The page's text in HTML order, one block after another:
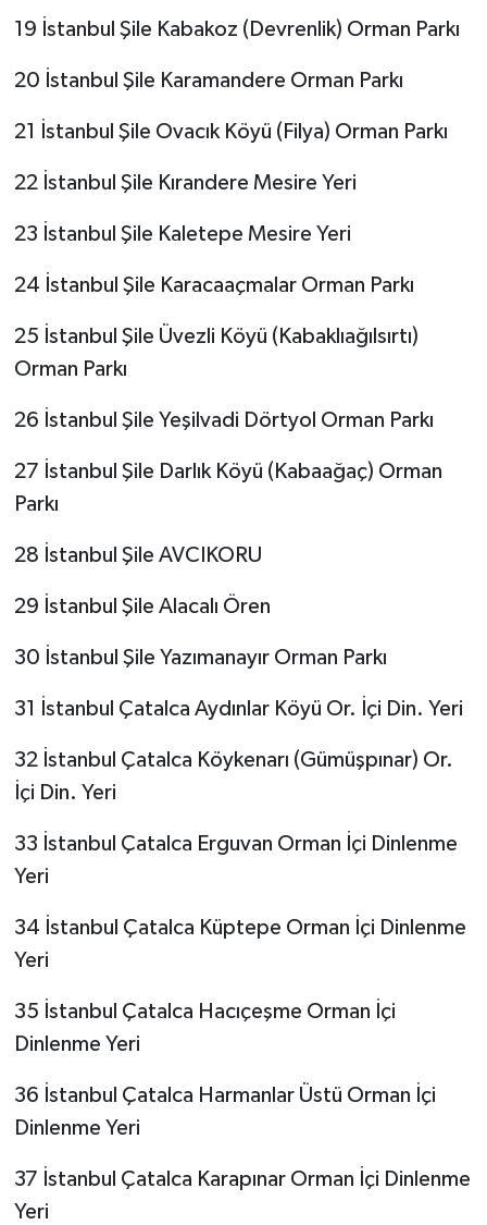
19 İstanbul Şile Kabakoz (Devrenlik) Orman Parkı
20 İstanbul Şile Karamandere Orman Parkı
21 İstanbul Şile Ovacık Köyü (Filya) Orman Parkı
22 İstanbul Şile Kırandere Mesire Yeri
23 İstanbul Şile Kaletepe Mesire Yeri
24 İstanbul Şile Karacaaçmalar Orman Parkı
25 İstanbul Şile Üvezli Köyü (Kabaklıağılsırtı)
Orman Parkı
26 İstanbul Şile Yeşilvadi Dörtyol Orman Parkı
27 İstanbul Şile Darlık Köyü (Kabaağaç) Orman
Parkı
28 İstanbul Şile AVCIKORU
29 İstanbul Şile Alacalı Ören
30 İstanbul Şile Yazımanayır Orman Parkı
31 İstanbul Çatalca Aydınlar Köyü Or. İçi Din. Yeri
32 İstanbul Çatalca Köykenarı (Gümüşpınar) Or.
İçi Din. Yeri
33 İstanbul Çatalca Erguvan Orman İçi Dinlenme
Yeri
34 İstanbul Çatalca Küptepe Orman İçi Dinlenme
Yeri
35 İstanbul Çatalca Hacıçeşme Orman İçi
Dinlenme Yeri
36 İstanbul Çatalca Harmanlar Üstü Orman İçi
Dinlenme Yeri
37 İstanbul Çatalca Karapınar Orman İçi Dinlenme
Yeri